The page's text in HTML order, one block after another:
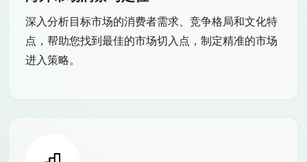
深入分析目标市场的消费者需求、竞争格局和文化特
点，帮助您找到最佳的市场切入点，制定精准的市场
进入策略。